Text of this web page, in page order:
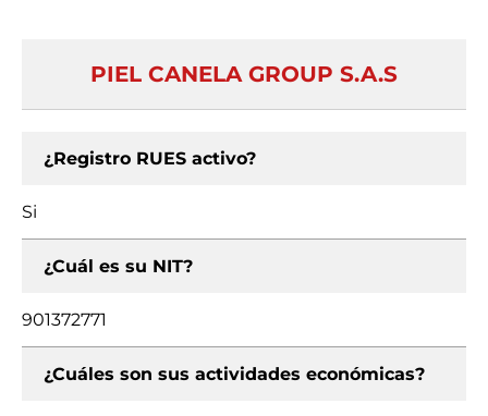
PIEL CANELA GROUP S.A.S
¿Registro RUES activo?
Si
¿Cuál es su NIT?
901372771
¿Cuáles son sus actividades económicas?